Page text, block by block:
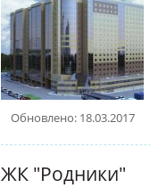
Обновлено: 18.03.2017
ЖК "Родники"